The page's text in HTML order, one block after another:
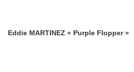
Eddie MARTINEZ « Purple Flopper »